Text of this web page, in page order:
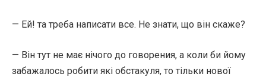
— Ей! та треба написати все. Не знати, що він скаже?
— Він тут не має нічого до говорения, а коли би йому
забажалось робити які обстакуля, то тільки нової